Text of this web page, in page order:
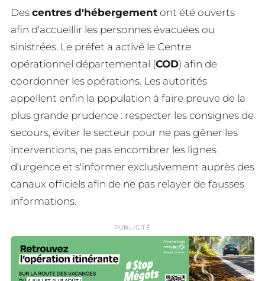
Des centres d'hébergement ont été ouverts
afin d'accueillir les personnes évacuées ou
sinistrées. Le préfet a activé le Centre
opérationnel départemental (COD) afin de
coordonner les opérations. Les autorités
appellent enfin la population à faire preuve de la
plus grande prudence : respecter les consignes de
secours, éviter le secteur pour ne pas gêner les
interventions, ne pas encombrer les lignes
d'urgence et s'informer exclusivement auprès des
canaux officiels afin de ne pas relayer de fausses
informations.
PUBLICITÉ